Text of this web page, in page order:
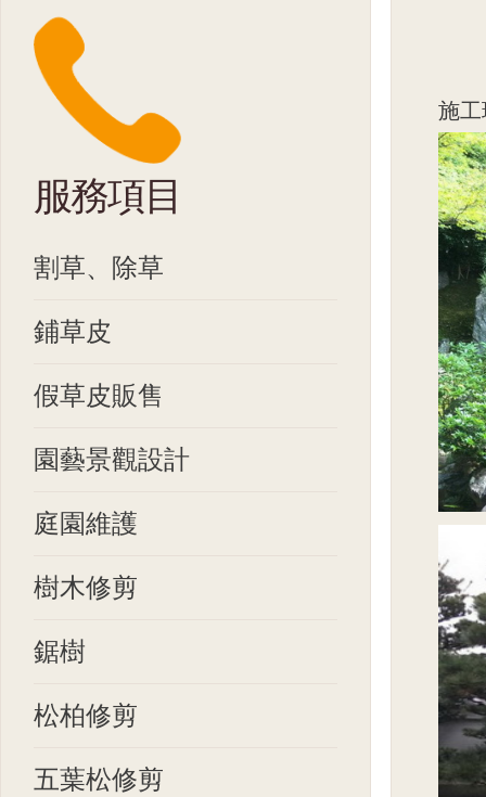
施
服務項目
割草、除草
鋪草皮
假草皮販售
園藝景觀設計
庭園維護
樹木修剪
鋸樹
松柏修剪
五葉松修剪